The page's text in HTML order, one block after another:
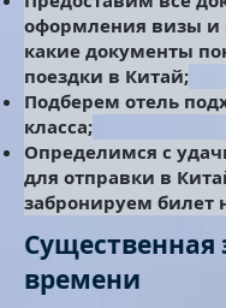
оформления визы и
какие документы
поездки в Китай;
Подберем отель
класса;
Определимся с
для отправки в
забронируем билет
Существенная
времени